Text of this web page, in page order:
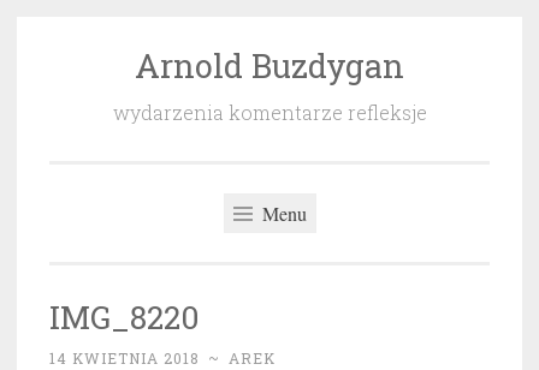
Arnold Buzdygan
wydarzenia komentarze refleksje
Menu
IMG_8220
14 KWIETNIA 2018 ~ AREK